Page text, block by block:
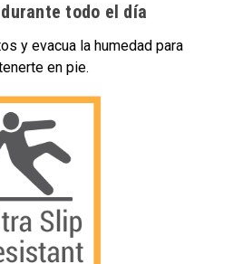
todo el día
y evacua la humedad para
en pie.